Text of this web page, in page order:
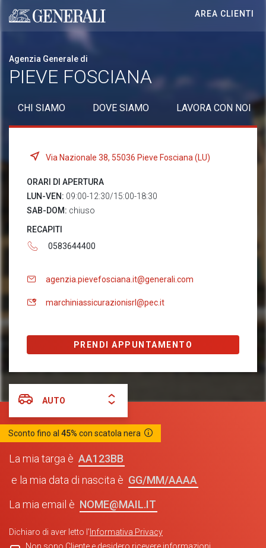
Generali logo
AREA CLIENTI
Agenzia Generale di
PIEVE FOSCIANA
CHI SIAMO DOVE SIAMO LAVORA CON NOI
Via Nazionale 38, 55036 Pieve Fosciana (LU)
ORARI DI APERTURA
LUN-VEN: 09:00-12:30/15:00-18:30
SAB-DOM: chiuso
RECAPITI
0583644400
agenzia.pievefosciana.it@generali.com
marchiniassicurazionisrl@pec.it
PRENDI APPUNTAMENTO
AUTO
Sconto fino al 45% con scatola nera
La mia targa è
AA123BB
e la mia data di nascita è
GG/MM/AAAA
La mia email è NOME@MAIL.IT
Dichiaro di aver letto l' Informativa Privacy